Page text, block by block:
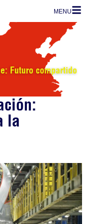
MENU
Futuro compartido
la